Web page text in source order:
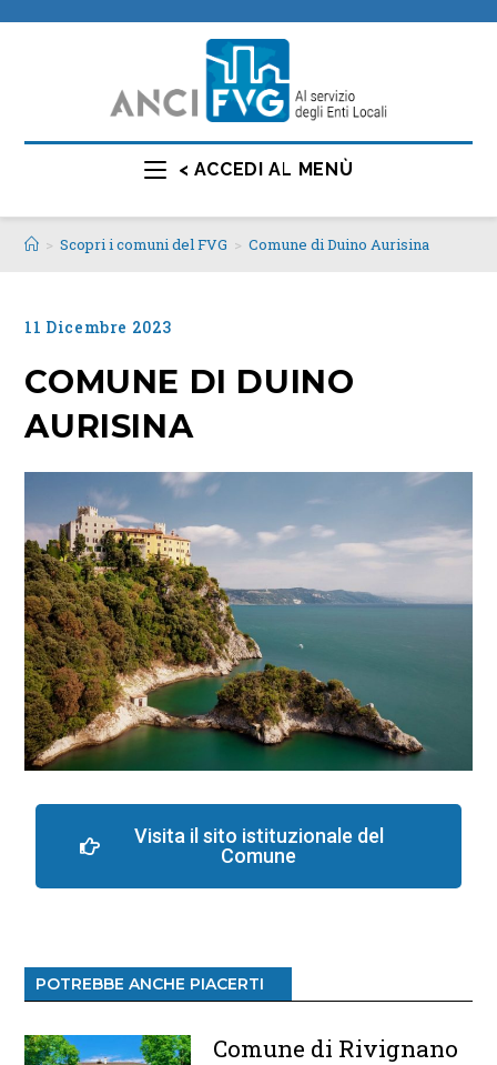
< ACCEDI AL MENÙ
> Scopri i comuni del FVG > Comune di Duino Aurisina
11 Dicembre 2023
COMUNE DI DUINO
AURISINA
Visita il sito istituzionale del
Comune
POTREBBE ANCHE PIACERTI
Comune di Rivignano